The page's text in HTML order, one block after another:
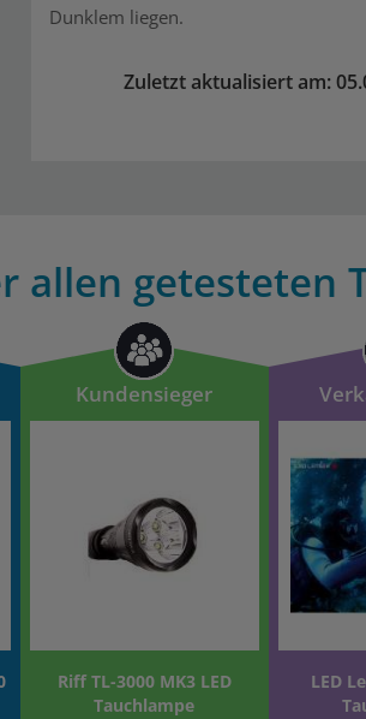
Dunklem liegen.
Zuletzt aktualisiert am:
allen getesteten
Kundensieger
Riff TL-3000 MK3 LED
Tauchlampe
LED